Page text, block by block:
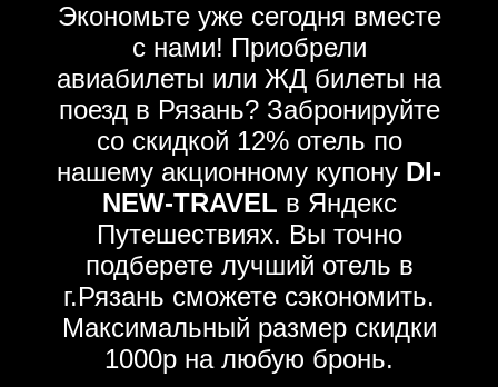
Экономьте уже сегодня вместе
с нами! Приобрели
авиабилеты или ЖД билеты на
поезд в Рязань? Забронируйте
со скидкой 12% отель по
нашему акционному купону DI-
NEW-TRAVEL в Яндекс
Путешествиях. Вы точно
подберете лучший отель в
г.Рязань сможете сэкономить.
Максимальный размер скидки
1000р на любую бронь.